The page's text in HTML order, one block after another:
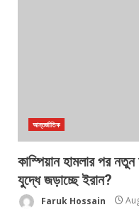
আন্তর্জাতিক
কাস্পিয়ান হামলার পর
যুদ্ধে জড়াচ্ছে ইরান?
Faruk Hossain